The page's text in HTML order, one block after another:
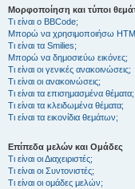
Μορφοποίηση και τύποι
Τι είναι ο BBCode;
Μπορώ να χρησιμοποιήσω
Τι είναι τα Smilies;
Μπορώ να δημοσιεύω εικόνες;
Τι είναι οι γενικές ανακοινώσεις;
Τι είναι οι ανακοινώσεις;
Τι είναι τα επισημασμένα θέματα;
Τι είναι τα κλειδωμένα θέματα;
Τι είναι τα εικονίδια θεμάτων;
Επίπεδα μελών και Ομάδες
Τι είναι οι Διαχειριστές;
Τι είναι οι Συντονιστές;
Τι είναι οι ομάδες μελών;